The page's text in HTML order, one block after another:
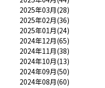
2025年03月(28)
2025年02月(36)
2025年01月(24)
2024年12月(65)
2024年11月(38)
2024年10月(13)
2024年09月(50)
2024年08月(60)